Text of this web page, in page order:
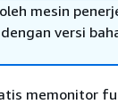
mesin
versi
memonitor